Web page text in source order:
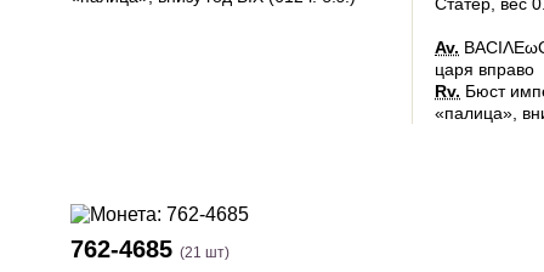
Av.
царя вправо
Rv. Бюст
«палица»,
762-4685 (21 шт)